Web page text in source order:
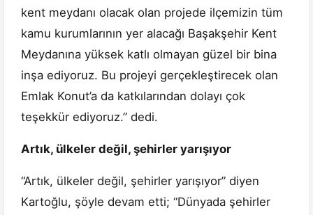
kent meydanı olacak olan projede ilçemizin tüm
kamu kurumlarının yer alacağı Başakşehir Kent
Meydanına yüksek katlı olmayan güzel bir bina
inşa ediyoruz. Bu projeyi gerçekleştirecek olan
Emlak Konut’a da katkılarından dolayı çok
teşekkür ediyoruz.” dedi.
Artık, ülkeler değil, şehirler yarışıyor
“Artık, ülkeler değil, şehirler yarışıyor” diyen
Kartoğlu, şöyle devam etti; “Dünyada şehirler